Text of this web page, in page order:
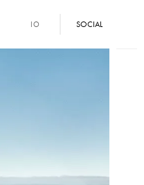
SOCIAL
IO